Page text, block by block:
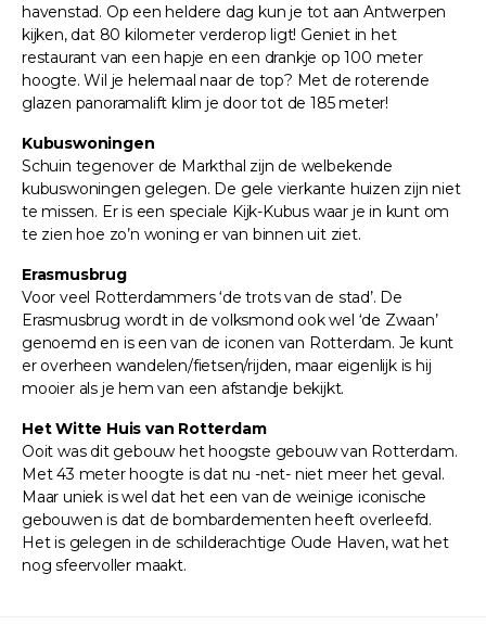
havenstad. Op een heldere dag kun je tot aan Antwerpen
kijken, dat 80 kilometer verderop ligt! Geniet in het
restaurant van een hapje en een drankje op 100 meter
hoogte. Wil je helemaal naar de top? Met de roterende
glazen panoramalift klim je door tot de 185 meter!
Kubuswoningen
Schuin tegenover de Markthal zijn de welbekende
kubuswoningen gelegen. De gele vierkante huizen zijn niet
te missen. Er is een speciale Kijk-Kubus waar je in kunt om
te zien hoe zo’n woning er van binnen uit ziet.
Erasmusbrug
Voor veel Rotterdammers ‘de trots van de stad’. De
Erasmusbrug wordt in de volksmond ook wel ‘de Zwaan’
genoemd en is een van de iconen van Rotterdam. Je kunt
er overheen wandelen/fietsen/rijden, maar eigenlijk is hij
mooier als je hem van een afstandje bekijkt.
Het Witte Huis van Rotterdam
Ooit was dit gebouw het hoogste gebouw van Rotterdam.
Met 43 meter hoogte is dat nu -net- niet meer het geval.
Maar uniek is wel dat het een van de weinige iconische
gebouwen is dat de bombardementen heeft overleefd.
Het is gelegen in de schilderachtige Oude Haven, wat het
nog sfeervoller maakt.